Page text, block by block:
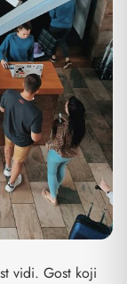
vidi. Gost koji